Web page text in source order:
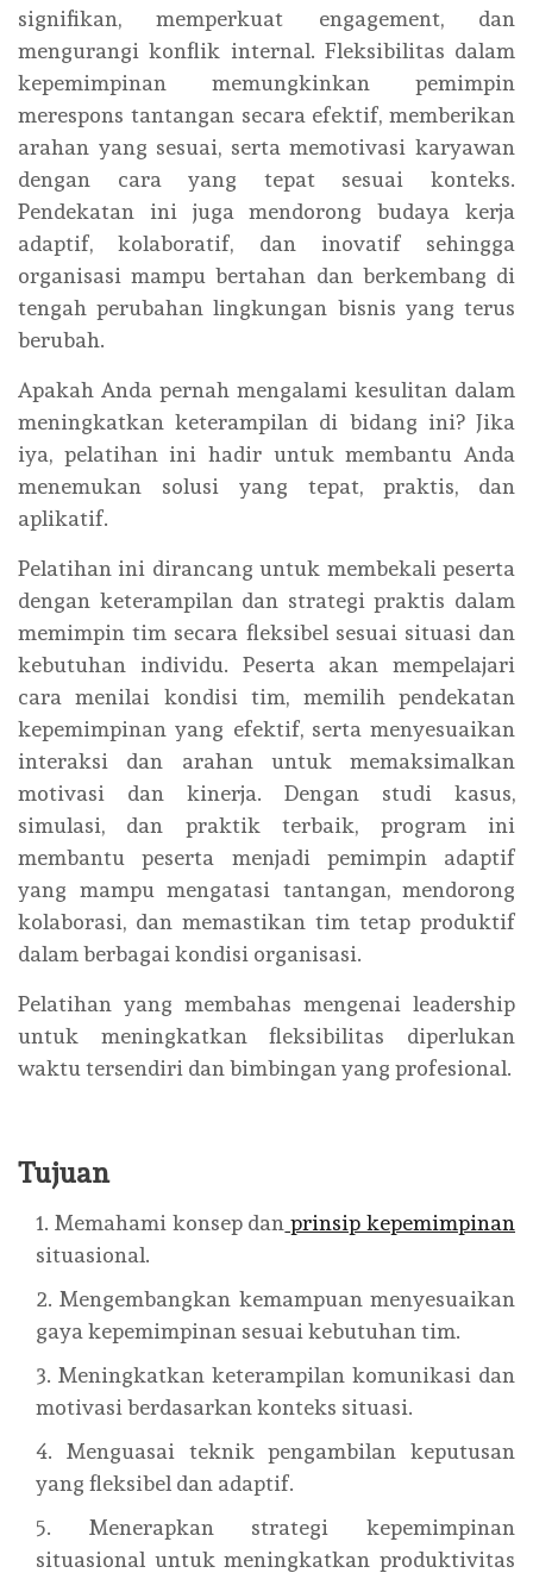
signifikan, memperkuat engagement, dan
mengurangi konflik internal. Fleksibilitas dalam
kepemimpinan memungkinkan pemimpin
merespons tantangan secara efektif, memberikan
arahan yang sesuai, serta memotivasi karyawan
dengan cara yang tepat sesuai konteks.
Pendekatan ini juga mendorong budaya kerja
adaptif, kolaboratif, dan inovatif sehingga
organisasi mampu bertahan dan berkembang di
tengah perubahan lingkungan bisnis yang terus
berubah.
Apakah Anda pernah mengalami kesulitan dalam
meningkatkan keterampilan di bidang ini? Jika
iya, pelatihan ini hadir untuk membantu Anda
menemukan solusi yang tepat, praktis, dan
aplikatif.
Pelatihan ini dirancang untuk membekali peserta
dengan keterampilan dan strategi praktis dalam
memimpin tim secara fleksibel sesuai situasi dan
kebutuhan individu. Peserta akan mempelajari
cara menilai kondisi tim, memilih pendekatan
kepemimpinan yang efektif, serta menyesuaikan
interaksi dan arahan untuk memaksimalkan
motivasi dan kinerja. Dengan studi kasus,
simulasi, dan praktik terbaik, program ini
membantu peserta menjadi pemimpin adaptif
yang mampu mengatasi tantangan, mendorong
kolaborasi, dan memastikan tim tetap produktif
dalam berbagai kondisi organisasi.
Pelatihan yang membahas mengenai leadership
untuk meningkatkan fleksibilitas diperlukan
waktu tersendiri dan bimbingan yang profesional.
Tujuan
Memahami konsep dan prinsip kepemimpinan
situasional.
Mengembangkan kemampuan menyesuaikan
gaya kepemimpinan sesuai kebutuhan tim.
Meningkatkan keterampilan komunikasi dan
motivasi berdasarkan konteks situasi.
Menguasai teknik pengambilan keputusan
yang fleksibel dan adaptif.
Menerapkan strategi kepemimpinan
situasional untuk meningkatkan produktivitas